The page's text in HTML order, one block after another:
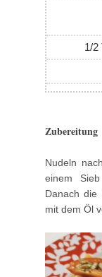
1/2
Zubereitung
Nudeln
einem
Danach die
mit dem Öl